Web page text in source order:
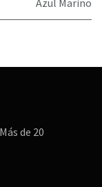
Azul Marino
de 20